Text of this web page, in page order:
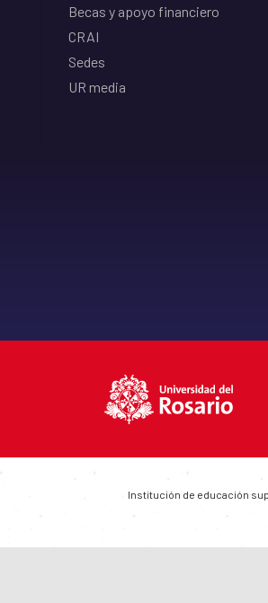
Becas y apoyo financiero
CRAI
Sedes
UR media
Institución de educación